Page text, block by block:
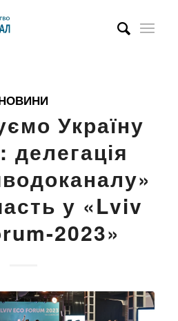
Україну
делегація
у «Lviv
2023»